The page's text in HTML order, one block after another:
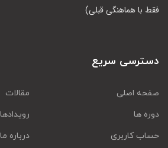
فقط با هماهنگی قبلی)
دسترسی سریع
صفحه اصلی
مقالات
دوره ها
رویدادها
حساب کاربری
درباره ما